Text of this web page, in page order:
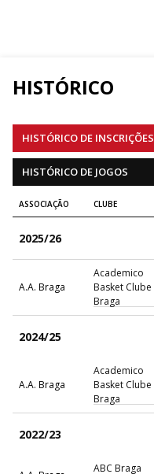
HISTÓRICO
HISTÓRICO DE INSCRIÇÕES
HISTÓRICO DE JOGOS
ASSOCIAÇÃO CLUBE
2025/26
A.A. Braga
Academico
Basket Clube
Braga
2024/25
A.A. Braga
Academico
Basket Clube
Braga
2022/23
ABC Braga